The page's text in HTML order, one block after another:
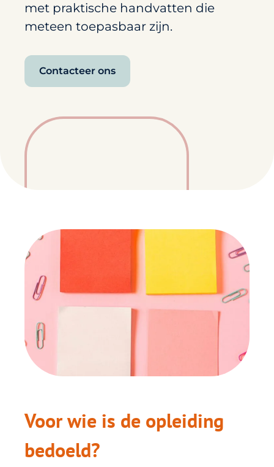
met praktische handvatten die
meteen toepasbaar zijn.
Contacteer ons
Voor wie is de opleiding
bedoeld?